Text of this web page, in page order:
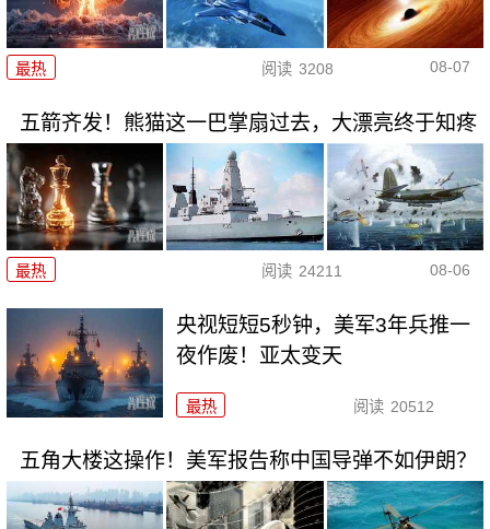
最热 阅读 3208 08-07
五箭齐发！熊猫这一巴掌扇过去，大漂亮终于知疼
最热 阅读 24211 08-06
央视短短5秒钟，美军3年兵推一
夜作废！亚太变天
最热 阅读 20512
五角大楼这操作！美军报告称中国导弹不如伊朗？